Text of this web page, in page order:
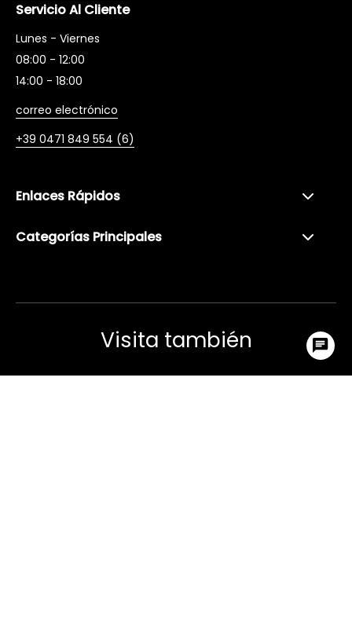
Servicio Al Cliente
Lunes - Viernes
08:00 - 12:00
14:00 - 18:00
correo electrónico
+39 0471 849 554 (6)
Enlaces Rápidos
Categorías Principales
Visita también